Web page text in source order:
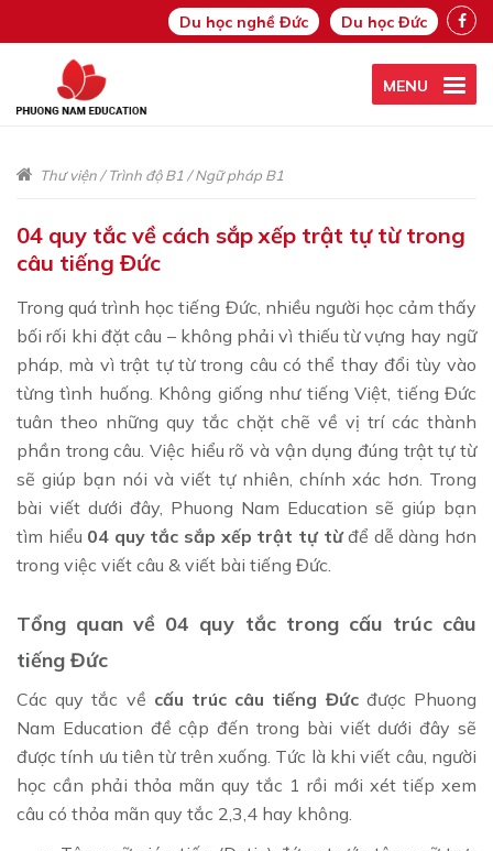
Du học nghề Đức Du học Đức
MENU
Thư viện/Trình độ B1 /Ngữ pháp B1
04 quy tắc về cách sắp xếp trật tự từ trong
câu tiếng Đức
Trong quá trình học tiếng Đức, nhiều người học cảm thấy
bối rối khi đặt câu – không phải vì thiếu từ vựng hay ngữ
pháp, mà vì trật tự từ trong câu có thể thay đổi tùy vào
từng tình huống. Không giống như tiếng Việt, tiếng Đức
tuân theo những quy tắc chặt chẽ về vị trí các thành
phần trong câu. Việc hiểu rõ và vận dụng đúng trật tự từ
sẽ giúp bạn nói và viết tự nhiên, chính xác hơn. Trong
bài viết dưới đây, Phuong Nam Education sẽ giúp bạn
tìm hiểu 04 quy tắc sắp xếp trật tự từđể dễ dàng hơn
trong việc viết câu & viết bài tiếng Đức.
Tổng quan về 04 quy tắc trong cấu trúc câu
tiếng Đức
Các quy tắc về cấu trúc câu tiếng Đức được Phuong
Nam Education đề cập đến trong bài viết dưới đây sẽ
được tính ưu tiên từ trên xuống. Tức là khi viết câu, người
học cần phải thỏa mãn quy tắc 1 rồi mới xét tiếp xem
câu có thỏa mãn quy tắc 2,3,4 hay không.